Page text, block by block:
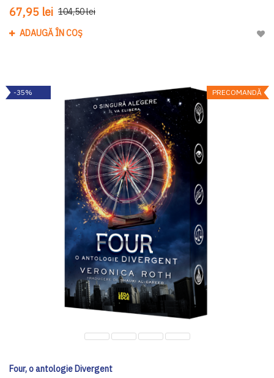
67,95 lei 104,50 lei
ADAUGĂ ÎN COȘ
PRECOMANDĂ
-35%
Four, o antologie Divergent